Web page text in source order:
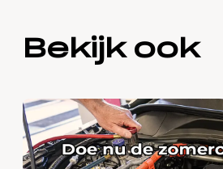
Bekijk ook